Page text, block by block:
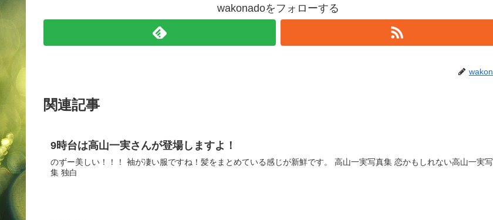
wakonadoをフォローする
関連記事
9時台は高山一実さんが登場しますよ！
のずー美しい！！！ 袖が凄い服ですね！髪をまとめている感じが新鮮です。 高山一実写真集 恋かもしれない高山一実
集 独白